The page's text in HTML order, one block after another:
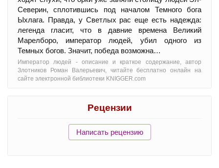
Северин, сплотившись под началом Темного бога
Ыхлага. Правда, у Светлых рас еще есть надежда:
легенда гласит, что в давние времена Великий
Марелборо, император людей, убил одного из
Темных богов. Значит, победа возможна…
Император людей - oписание и краткое содержание, автор
Злотников Роман Валерьевич, читайте бесплатно онлайн на
сайте электронной библиотеки KNIGGER.com
Рецензии
Написать рецензию